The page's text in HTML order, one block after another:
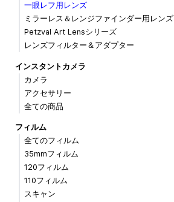
一眼レフ用レンズ
ミラーレス＆レンジファインダー用レンズ
Petzval Art Lensシリーズ
レンズフィルター＆アダプター
インスタントカメラ
カメラ
アクセサリー
全ての商品
フィルム
全てのフィルム
35mmフィルム
120フィルム
110フィルム
スキャン